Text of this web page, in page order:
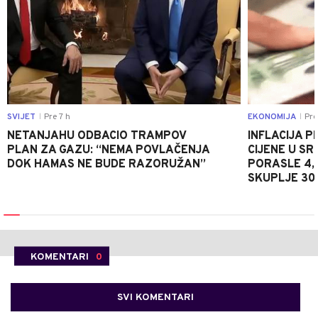
SVIJET Pre 7 h
NETANJAHU ODBACIO TRAMPOV
PLAN ZA GAZU: “NEMA POVLAČENJA
DOK HAMAS NE BUDE RAZORUŽAN”
EKONOMIJA
INFLACIJA
CIJENE U
PORASLE
SKUPLJE 30
KOMENTARI 0
SVI KOMENTARI